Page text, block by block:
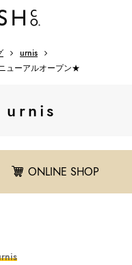
urnis
ューアルオープン★
urnis
ONLINE SHOP